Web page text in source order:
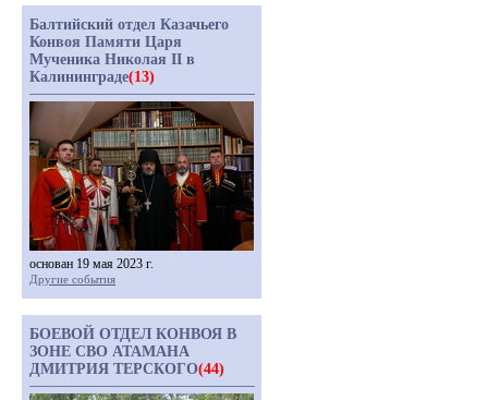
Балтийский отдел Казачьего
Конвоя Памяти Царя
Мученика Николая II в
Калининграде(13)
основан 19 мая 2023 г.
Другие события
БОЕВОЙ ОТДЕЛ КОНВОЯ В
ЗОНЕ СВО АТАМАНА
ДМИТРИЯ ТЕРСКОГО(44)